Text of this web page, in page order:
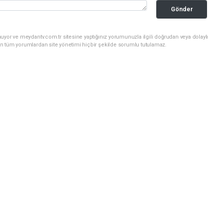
Gönder
ve meydantv.com.tr sitesine yaptığınız yorumunuzla ilgili doğrudan veya dolaylı
tüm yorumlardan site yönetimi hiçbir şekilde sorumlu tutulamaz.